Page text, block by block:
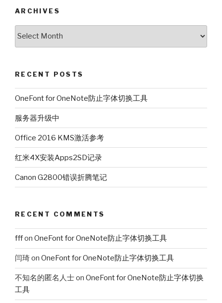
ARCHIVES
RECENT POSTS
OneFont for OneNote防止字体切换工具
服务器升级中
Office 2016 KMS激活参考
红米4X安装Apps2SD记录
Canon G2800错误折腾笔记
RECENT COMMENTS
fffon OneFont for OneNote防止字体切换工具
闫琦on OneFont for OneNote防止字体切换工具
不知名的匿名人士on OneFont for OneNote防止字体切换
工具